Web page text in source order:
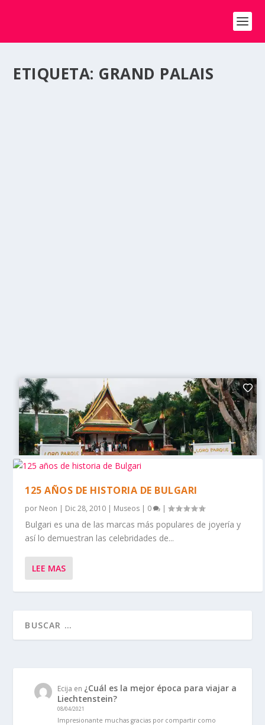
ETIQUETA: GRAND PALAIS
125 AÑOS DE HISTORIA DE BULGARI
por Neon | Dic 28, 2010 | Museos | 0 |
Bulgari es una de las marcas más populares de joyería y
así lo demuestran las celebridades de...
LEE MAS
Ecija en ¿Cuál es la mejor época para viajar a
Liechtenstein?
08/04/2021
Impresionante muchas gracias por compartir como